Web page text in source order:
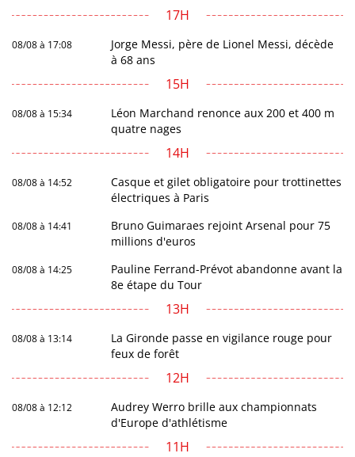
17H
08/08 à 17:08
Jorge Messi, père de Lionel Messi, décède
à 68 ans
15H
08/08 à 15:34
Léon Marchand renonce aux 200 et 400 m
quatre nages
14H
08/08 à 14:52
Casque et gilet obligatoire pour trottinettes
électriques à Paris
08/08 à 14:41
Bruno Guimaraes rejoint Arsenal pour 75
millions d'euros
08/08 à 14:25
Pauline Ferrand-Prévot abandonne avant la
8e étape du Tour
13H
08/08 à 13:14
La Gironde passe en vigilance rouge pour
feux de forêt
12H
08/08 à 12:12
Audrey Werro brille aux championnats
d'Europe d'athlétisme
11H